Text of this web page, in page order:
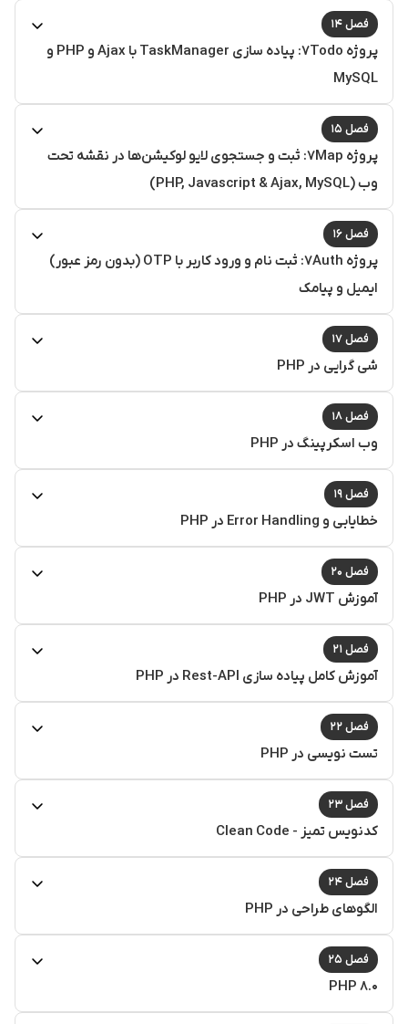
فصل ۱۴
پروژه ۷Todo‎‏: پیاده سازی TaskManager با Ajax و PHP و
MySQL
فصل ۱۵
پروژه ۷Map: ثبت و جستجوی لایو لوکیشن‌ها در نقشه تحت
وب (PHP, Javascript & Ajax, MySQL)
فصل ۱۶
پروژه ۷Auth: ثبت نام و ورود کاربر با OTP (بدون رمز عبور)
ایمیل و پیامک
فصل ۱۷
شی گرایی در PHP
فصل ۱۸
وب اسکرپینگ در PHP
فصل ۱۹
خطایابی و Error Handling در PHP
فصل ۲۰
آموزش JWT در PHP
فصل ۲۱
آموزش کامل پیاده سازی Rest-API در PHP
فصل ۲۲
تست نویسی در PHP
فصل ۲۳
کدنویس تمیز - Clean Code
فصل ۲۴
الگوهای طراحی در PHP
فصل ۲۵
PHP ۸.۰